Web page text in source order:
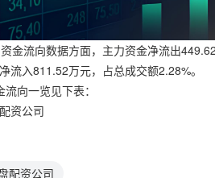
金流向数据方面，主力资金净流出
流入811.52万元，占总成交额2.28%。
向一览见下表：
资公司
配资公司